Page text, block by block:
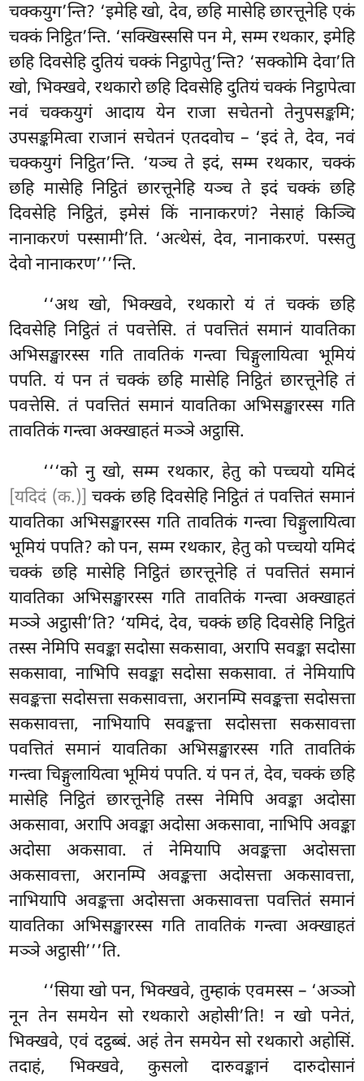
चक्कयुग’न्ति? ‘इमेहि खो, देव, छहि मासेहि छारत्तूनेहि एकं
चक्कं निट्ठित’न्ति. ‘सक्खिस्ससि पन मे, सम्म रथकार, इमेहि
छहि दिवसेहि दुतियं चक्कं निट्ठापेतु’न्ति? ‘सक्कोमि देवा’ति
खो, भिक्खवे, रथकारो छहि दिवसेहि दुतियं चक्कं निट्ठापेत्वा
नवं चक्कयुगं आदाय येन राजा सचेतनो तेनुपसङ्कमि;
उपसङ्कमित्वा राजानं सचेतनं एतदवोच – ‘इदं ते, देव, नवं
चक्कयुगं निट्ठित’न्ति. ‘यञ्च ते इदं, सम्म रथकार, चक्कं
छहि मासेहि निट्ठितं छारत्तूनेहि यञ्च ते इदं चक्कं छहि
दिवसेहि निट्ठितं, इमेसं किं नानाकरणं? नेसाहं किञ्चि
नानाकरणं पस्सामी’ति. ‘अत्थेसं, देव, नानाकरणं. पस्सतु
देवो नानाकरण’’’न्ति.
‘‘अथखो, भिक्खवे, रथकारो यं तं चक्कं छहि
दिवसेहि निट्ठितं तं पवत्तेसि. तं पवत्तितं समानं यावतिका
अभिसङ्खारस्स गति तावतिकं गन्त्वा चिङ्गुलायित्वा भूमियं
पपति. यं पन तं चक्कं छहि मासेहि निट्ठितं छारत्तूनेहि तं
पवत्तेसि. तं पवत्तितं समानं यावतिका अभिसङ्खारस्स गति
तावतिकं गन्त्वा अक्खाहतं मञ्ञे अट्ठासि.
‘‘‘को नु खो, सम्म रथकार, हेतु को पच्चयो यमिदं
[यदिदं (क.)] चक्कं छहि दिवसेहि निट्ठितं तं पवत्तितं समानं
यावतिका अभिसङ्खारस्स गति तावतिकं गन्त्वा चिङ्गुलायित्वा
भूमियंपपति? को पन, सम्म रथकार, हेतु को पच्चयो यमिदं
चक्कं छहि मासेहि निट्ठितं छारत्तूनेहि तं पवत्तितं समानं
यावतिका अभिसङ्खारस्स गति तावतिकं गन्त्वा अक्खाहतं
मञ्ञे अट्ठासी’ति? ‘यमिदं, देव, चक्कं छहि दिवसेहि निट्ठितं
तस्स नेमिपि सवङ्का सदोसा सकसावा, अरापि सवङ्का सदोसा
सकसावा, नाभिपि सवङ्का सदोसा सकसावा. तं नेमियापि
सवङ्कत्ता सदोसत्ता सकसावत्ता, अरानम्पि सवङ्कत्ता सदोसत्ता
सकसावत्ता, नाभियापि सवङ्कत्ता सदोसत्ता सकसावत्ता
पवत्तितं समानं यावतिका अभिसङ्खारस्स गति तावतिकं
गन्त्वा चिङ्गुलायित्वा भूमियं पपति. यं पन तं, देव, चक्कं छहि
मासेहि निट्ठितं छारत्तूनेहि तस्स नेमिपि अवङ्का अदोसा
अकसावा, अरापि अवङ्का अदोसा अकसावा, नाभिपि अवङ्का
अदोसा अकसावा. तं नेमियापि अवङ्कत्ता अदोसत्ता
अकसावत्ता, अरानम्पि अवङ्कत्ता अदोसत्ता अकसावत्ता,
नाभियापि अवङ्कत्ता अदोसत्ता अकसावत्ता पवत्तितं समानं
यावतिका अभिसङ्खारस्स गति तावतिकं गन्त्वा अक्खाहतं
मञ्ञे अट्ठासी’’’ति.
‘‘सिया खो पन, भिक्खवे, तुम्हाकं एवमस्स – ‘अञ्ञो
नून तेन समयेन सो रथकारो अहोसी’ति! न खो पनेतं,
भिक्खवे, एवं दट्ठब्बं. अहं तेन समयेन सो रथकारो अहोसिं.
तदाहं, भिक्खवे, कुसलो दारुवङ्कानं दारुदोसानं